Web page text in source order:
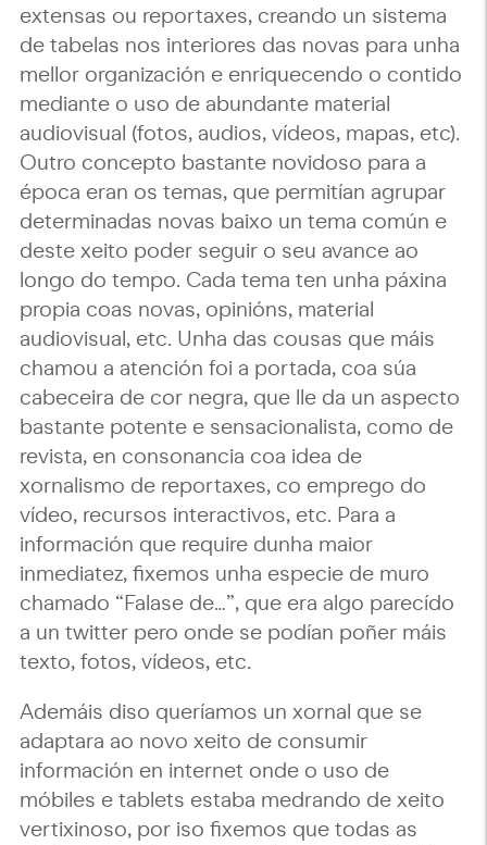
extensas ou reportaxes, creando un sistema
de tabelas nos interiores das novas para unha
mellor organización e enriquecendo o contido
mediante o uso de abundante material
audiovisual (fotos, audios, vídeos, mapas, etc).
Outro concepto bastante novidoso para a
época eran os temas, que permitían agrupar
determinadas novas baixo un tema común e
deste xeito poder seguir o seu avance ao
longo do tempo. Cada tema ten unha páxina
propia coas novas, opinións, material
audiovisual, etc. Unha das cousas que máis
chamou a atención foi a portada, coa súa
cabeceira de cor negra, que lle da un aspecto
bastante potente e sensacionalista, como de
revista, en consonancia coa idea de
xornalismo de reportaxes, co emprego do
vídeo, recursos interactivos, etc. Para a
información que require dunha maior
inmediatez, fixemos unha especie de muro
chamado “Falase de…”, que era algo parecído
a un twitter pero onde se podían poñer máis
texto, fotos, vídeos, etc.
Ademáis diso queríamos un xornal que se
adaptara ao novo xeito de consumir
información en internet onde o uso de
móbiles e tablets estaba medrando de xeito
vertixinoso, por iso fixemos que todas as